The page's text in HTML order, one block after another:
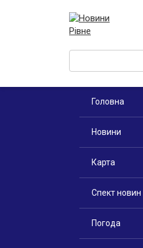
Поиск:
Головна
Новини
Карта
Спект новин
Погода